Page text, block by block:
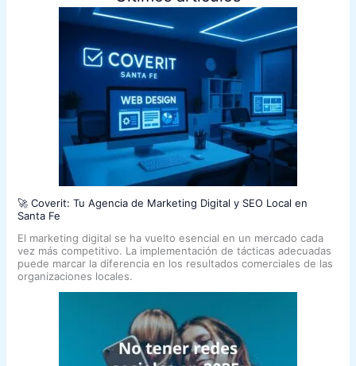
🚀 Coverit: Tu Agencia de Marketing Digital y SEO Local en
Santa Fe
El marketing digital se ha vuelto esencial en un mercado cada
vez más competitivo. La implementación de tácticas adecuadas
puede marcar la diferencia en los resultados comerciales de las
organizaciones locales.